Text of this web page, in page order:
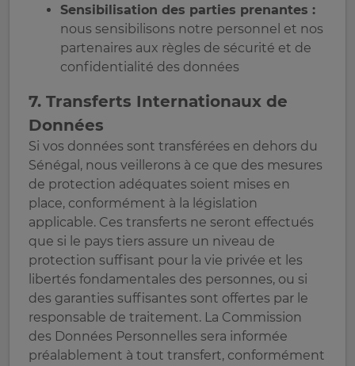
Sensibilisation des parties prenantes :
nous sensibilisons notre personnel et nos
partenaires aux règles de sécurité et de
confidentialité des données
7. Transferts Internationaux de
Données
Si vos données sont transférées en dehors du
Sénégal, nous veillerons à ce que des mesures
de protection adéquates soient mises en
place, conformément à la législation
applicable. Ces transferts ne seront effectués
que si le pays tiers assure un niveau de
protection suffisant pour la vie privée et les
libertés fondamentales des personnes, ou si
des garanties suffisantes sont offertes par le
responsable de traitement. La Commission
des Données Personnelles sera informée
préalablement à tout transfert, conformément